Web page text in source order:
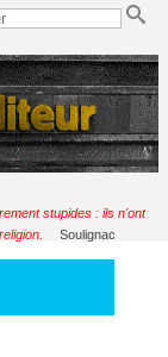
stupides : ils n'ont
Soulignac